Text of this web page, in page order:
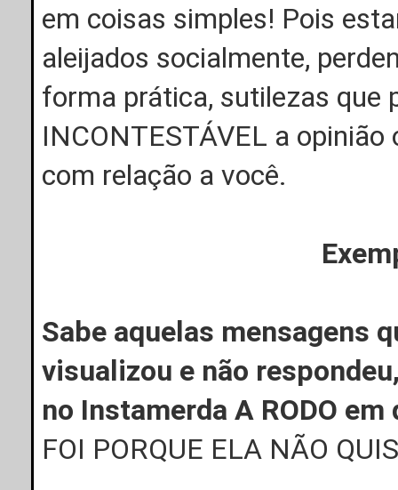
em coisas simples! Pois
aleijados socialmente,
forma prática, sutilezas
INCONTESTÁVEL a
com relação a você.
Sabe aquelas mensagens
visualizou e não
no Instamerda A RODO
FOI PORQUE ELA NÃO